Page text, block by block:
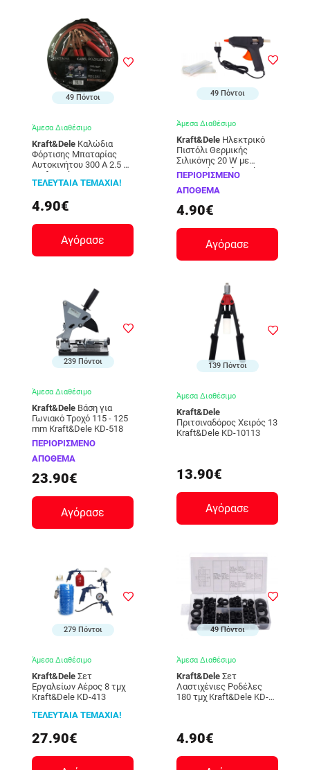
49 Πόντοι
Άμεσα Διαθέσιμο
Kraft&Dele
Φόρτισης Μπαταρίας
Αυτοκινήτου 300 A 2.5 m
Kraft&Dele KD-1281
ΤΕΛΕΥΤΑΙΑ ΤΕΜΑΧΙΑ!
4.90€
Αγόρασε
49 Πόντοι
Άμεσα Διαθέσιμο
Kraft&Dele
Πιστόλι Θερμικής
Σιλικόνης 20 W με
Αξεσουάρ Kraft&Dele KD-
10351
ΠΕΡΙΟΡΙΣΜΕΝΟ
ΑΠΟΘΕΜΑ
4.90€
Αγόρασε
239 Πόντοι
Άμεσα Διαθέσιμο
Kraft&Dele
Γωνιακό Τροχό 115 - 125
mm Kraft&Dele KD-518
ΠΕΡΙΟΡΙΣΜΕΝΟ
ΑΠΟΘΕΜΑ
23.90€
Αγόρασε
139 Πόντοι
Άμεσα Διαθέσιμο
Kraft&Dele
Πριτσιναδόρος Χειρός 13
Kraft&Dele KD-10113
13.90€
Αγόρασε
279 Πόντοι
Άμεσα Διαθέσιμο
Kraft&Dele
Εργαλείων Αέρος 8 τμχ
Kraft&Dele KD-413
ΤΕΛΕΥΤΑΙΑ ΤΕΜΑΧΙΑ!
27.90€
49 Πόντοι
Άμεσα Διαθέσιμο
Kraft&Dele
Λαστιχένιες Ροδέλες
180 τμχ Kraft&Dele KD-
4.90€